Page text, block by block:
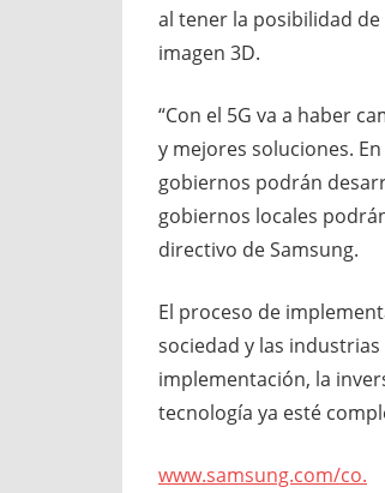
al tener la posibilidad
imagen 3D.
“Con el 5G va a haber
y mejores soluciones.
gobiernos podrán
gobiernos locales
directivo de Samsung.
El proceso de
sociedad y las
implementación, la
tecnología ya esté
www.samsung.com/co.